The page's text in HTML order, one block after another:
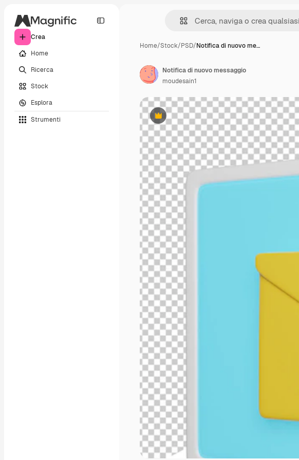
Crea
Home
Ricerca
Stock
Esplora
Strumenti
Home/Stock/PSD/Notifica di nuovo me…
Premium
Notifica di nuovo messaggio
moudesain1